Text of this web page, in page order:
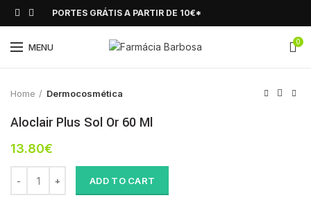
PORTES GRÁTIS A PARTIR DE 10€*
MENU 0
Click to enlarge
Home Dermocosmética
Aloclair Plus Sol Or 60 Ml
13.80€
ADD TO CART